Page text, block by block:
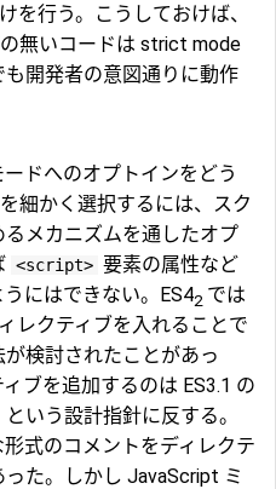
を行う。こうしておけば、
無いコードは strict mode
開発者の意図通りに動作
ドへのオプトインをどう
細かく選択するには、スク
メカニズムを通したオプ
<script> 要素の属性など
にはできない。ES42 では
レクティブを入れることで
検討されたことがあっ
ブを追加するのは ES3.1 の
いう設計指針に反する。
式のコメントをディレクテ
た。しかし JavaScript ミ